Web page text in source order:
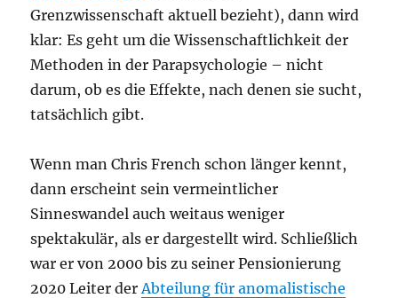
Grenzwissenschaft aktuell bezieht), dann wird
klar: Es geht um die Wissenschaftlichkeit der
Methoden in der Parapsychologie – nicht
darum, ob es die Effekte, nach denen sie sucht,
tatsächlich gibt.
Wenn man Chris French schon länger kennt,
dann erscheint sein vermeintlicher
Sinneswandel auch weitaus weniger
spektakulär, als er dargestellt wird. Schließlich
war er von 2000 bis zu seiner Pensionierung
2020 Leiter der Abteilung für anomalistische